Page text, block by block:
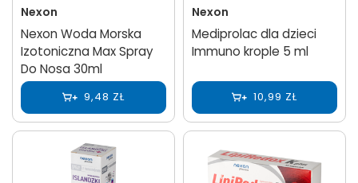
Nexon
Nexon Woda Morska
Izotoniczna Max Spray
Do Nosa 30ml
9,48 ZŁ
Nexon
Mediprolac dla dzieci
Immuno krople 5 ml
10,99 ZŁ